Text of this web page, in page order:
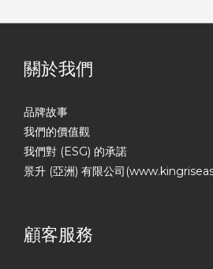
關於我們
品牌故事
我們的價值觀
我們對 (ESG) 的承諾
景升 (亞洲) 有限公司
顧客服務